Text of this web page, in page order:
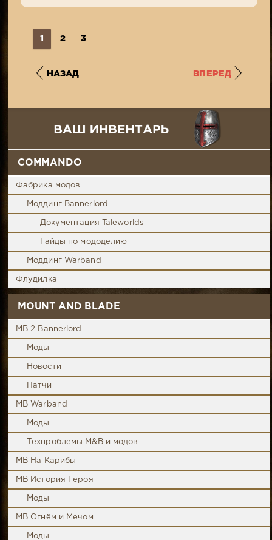
1 2 3
НАЗАД ВПЕРЕД
COMMANDO
Фабрика модов
Моддинг Bannerlord
Документация Taleworlds
Гайды по мододелию
Моддинг Warband
Флудилка
MOUNT AND BLADE
MB 2 Bannerlord
Моды
Новости
Патчи
MB Warband
Моды
Техпроблемы M&B и модов
MB На Карибы
MB История Героя
Моды
MB Огнём и Мечом
Моды